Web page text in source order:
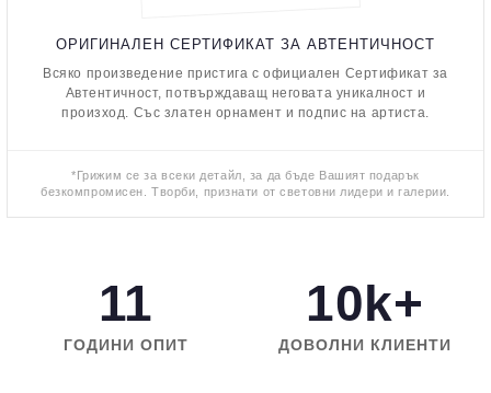
ОРИГИНАЛЕН СЕРТИФИКАТ ЗА АВТЕНТИЧНОСТ
Всяко произведение пристига с официален Сертификат за
Автентичност, потвърждаващ неговата уникалност и
произход. Със златен орнамент и подпис на артиста.
*Грижим се за всеки детайл, за да бъде Вашият подарък
безкомпромисен. Творби, признати от световни лидери и галерии.
11
ГОДИНИ ОПИТ
10k+
ДОВОЛНИ КЛИЕНТИ